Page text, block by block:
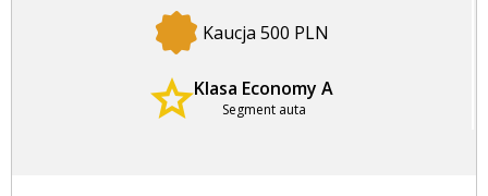
Kaucja 500 PLN
Klasa Economy A
Segment auta